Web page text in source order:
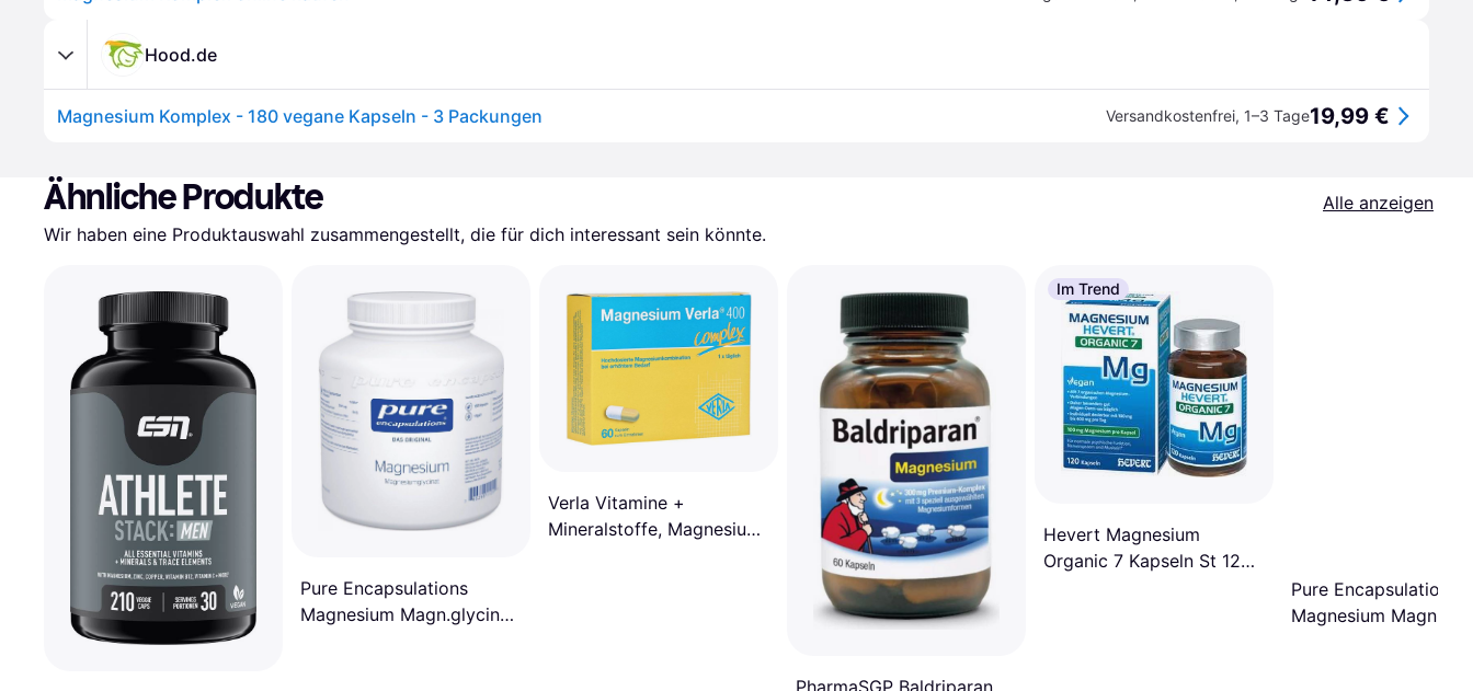
Hood.de
Magnesium Komplex - 180 vegane Kapseln - 3 Packungen Versandkostenfrei, 1–3 Tage19,99 €
Ähnliche Produkte
Alle anzeigen
Wir haben eine Produktauswahl zusammengestellt, die für dich interessant sein könnte.
Pure Encapsulations
Magnesium Magn.glycinat
Verla Vitamine +
Mineralstoffe, Magnesium
PharmaSGP Baldriparan
Im Trend
Hevert Magnesium
Organic 7 Kapseln St 120
Pure Encapsulations
Magnesium